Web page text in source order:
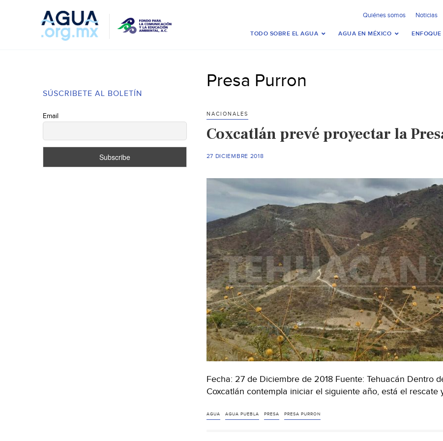
Quiénes somos Noticias
TODO SOBRE EL AGUA AGUA EN MÉXICO ENFOQUE
SÚSCRIBETE AL BOLETÍN
Email
Presa Purron
NACIONALES
Coxcatlán prevé proyectar la
27 DICIEMBRE 2018
Fecha: 27 de Diciembre de 2018 Fuente: Tehuacán Dentro
Coxcatlán contempla iniciar el siguiente año, está el
AGUA AGUA PUEBLA PRESA PRESA PURRON